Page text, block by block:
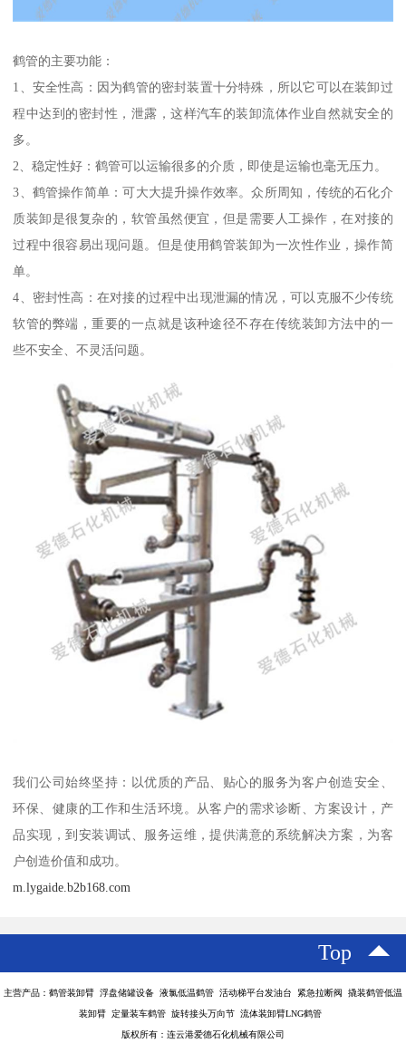
鹤管的主要功能：
1、安全性高：因为鹤管的密封装置十分特殊，所以它可以在装卸过
程中达到的密封性，泄露，这样汽车的装卸流体作业自然就安全的
多。
2、稳定性好：鹤管可以运输很多的介质，即使是运输也毫无压力。
3、鹤管操作简单：可大大提升操作效率。众所周知，传统的石化介
质装卸是很复杂的，软管虽然便宜，但是需要人工操作，在对接的
过程中很容易出现问题。但是使用鹤管装卸为一次性作业，操作简
单。
4、密封性高：在对接的过程中出现泄漏的情况，可以克服不少传统
软管的弊端，重要的一点就是该种途径不存在传统装卸方法中的一
些不安全、不灵活问题。
我们公司始终坚持：以优质的产品、贴心的服务为客户创造安全、
环保、健康的工作和生活环境。从客户的需求诊断、方案设计，产
品实现，到安装调试、服务运维，提供满意的系统解决方案，为客
户创造价值和成功。
m.lygaide.b2b168.com
Top
主营产品：鹤管装卸臂 浮盘储罐设备 液氯低温鹤管 活动梯平台发油台 紧急拉断阀 撬装鹤管低温
装卸臂 定量装车鹤管 旋转接头万向节 流体装卸臂LNG鹤管
版权所有：连云港爱德石化机械有限公司